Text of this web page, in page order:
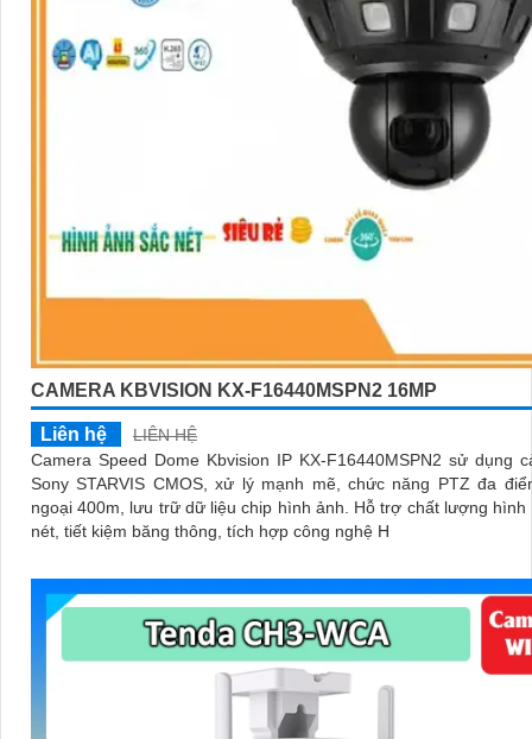
CAMERA KBVISION KX-F16440MSPN2 16MP
Liên hệ
LIÊN HỆ
Camera Speed Dome Kbvision IP KX-F16440MSPN2 sử dụng
Sony STARVIS CMOS, xử lý mạnh mẽ, chức năng PTZ đa
ngoại 400m, lưu trữ dữ liệu chip hình ảnh. Hỗ trợ chất lượng hình ảnh sắc
nét, tiết kiệm băng thông, tích hợp công nghệ H